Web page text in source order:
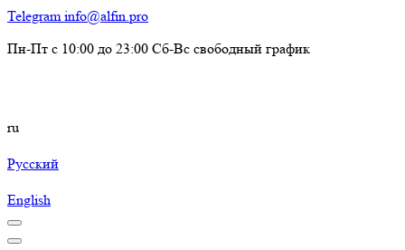
Telegram info@alfin.pro
Пн-Пт с 10:00 до 23:00 Сб-Вс свободный график
ru
Русский
English